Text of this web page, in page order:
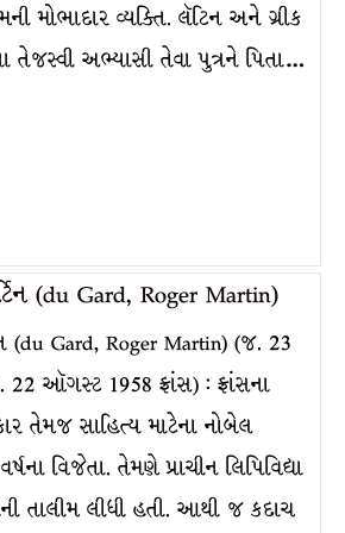
મોભાદાર વ્યક્તિ. લૅટિન અને ગ્રીક
તેજસ્વી અભ્યાસી તેવા પુત્રને પિતા…
(du Gard, Roger Martin)
(du Gard, Roger Martin) (જ. 23
22 ઑગસ્ટ 1958 ફ્રાંસ) : ફ્રાંસના
તેમજ સાહિત્ય માટેના નોબેલ
વિજેતા. તેમણે પ્રાચીન લિપિવિદ્યા
તાલીમ લીધી હતી. આથી જ કદાચ